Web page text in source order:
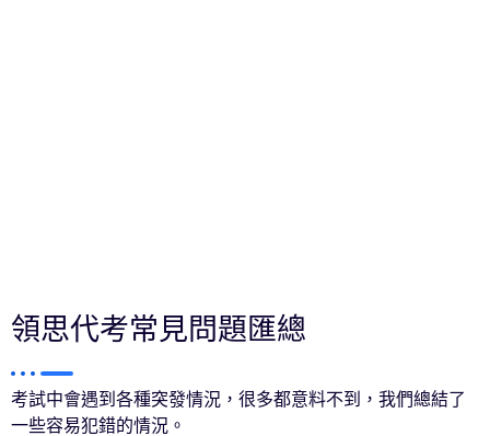
領思代考常見問題匯總
考試中會遇到各種突發情況，很多都意料不到，我們總結了
一些容易犯錯的情況。